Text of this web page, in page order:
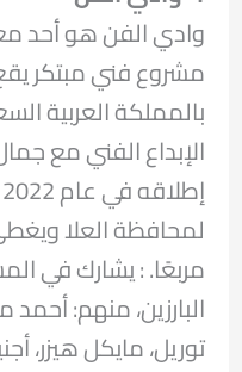
وادي الفن هو أحد
مشروع فني مبتكر
بالمملكة العربية
الإبداع الفني مع
مربعًا. : يشارك في
البارزين، منهم:​
توريل، مايكل هيزر،